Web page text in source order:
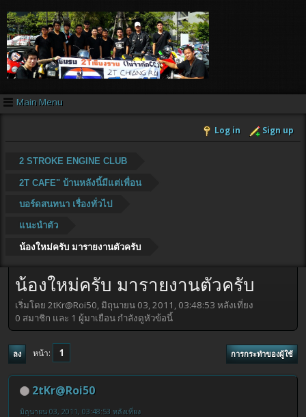
Main Menu
Log in Sign up
2 STROKE ENGINE CLUB
2T CAFE" บ้านหลังนี้มีแต่เพื่อน
บอร์ดสนทนา เรื่องทั่วไป
แนะนำตัว
น้องใหม่ครับ มารายงานตัวครับ
น้องใหม่ครับ มารายงานตัวครับ
เริ่มโดย 2tKr@Roi50, มิถุนายน 03, 2011, 03:48:53 หลังเที่ยง
0 สมาชิก และ 1 ผู้มาเยือน กำลังดูหัวข้อนี้
ลง หน้า 1 การกระทำของผู้ใช้
2tKr@Roi50
มิถุนายน 03, 2011, 03:48:53 หลังเที่ยง